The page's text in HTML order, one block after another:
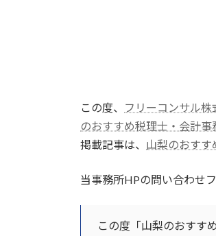
この度、 フリーコンサル株
のおすすめ税理士・会計事
掲載記事は、 山梨のおす
当事務所HPの問い合わせフ
この度「山梨のおすす